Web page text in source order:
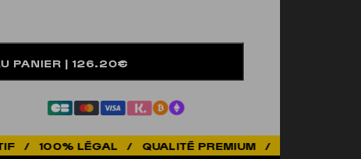
PANIER | 126.20€
/ QUALITÉ PREMIUM / ÉLEVÉ EN SUISSE / BIO /